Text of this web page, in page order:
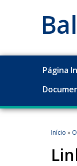
Página
Início »